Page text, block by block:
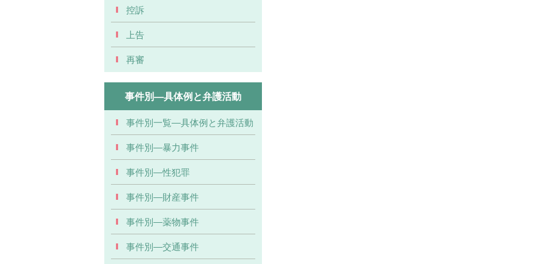
控訴
上告
再審
事件別―具体例と弁護活動
事件別一覧―具体例と弁護活動
事件別―暴力事件
事件別―性犯罪
事件別―財産事件
事件別―薬物事件
事件別―交通事件